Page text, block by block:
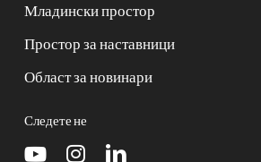
Младински простор
Простор за наставници
Област за новинари
Следете не